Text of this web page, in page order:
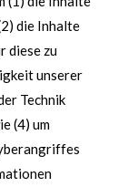
die Inhalte
diese zu
unserer
Technik
(4) um